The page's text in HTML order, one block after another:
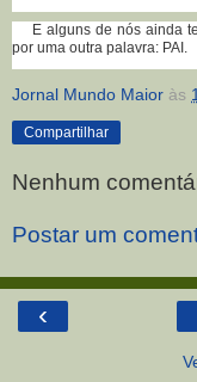
E alguns de nós ainda
por uma outra palavra: PAI.
Jornal Mundo Maior às
Compartilhar
Nenhum
Postar um
‹